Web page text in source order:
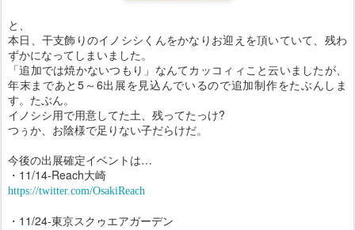
と、
本日、干支飾りのイノシシくんをかなりお迎えを頂いていて、残わ
ずかになってしまいました。
「追加では焼かないつもり」なんてカッコィィこと云いましたが、
年末まであと5～6出展を見込んでいるので追加制作をたぶんしま
す。たぶん。
イノシシ用で用意してた土、残ってたっけ?
つぅか、お陰様で足りない子だらけだ。
今後の出展確定イベントは…
・11/14-Reach大崎
https://twitter.com/OsakiReach
・11/24-東京スクゥエアガーデン